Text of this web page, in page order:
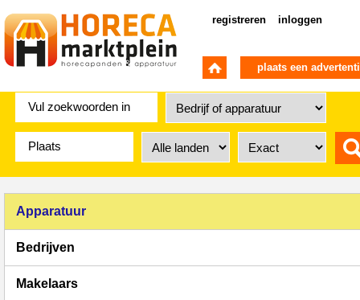
registreren inloggen
plaats een
Apparatuur
Bedrijven
Makelaars